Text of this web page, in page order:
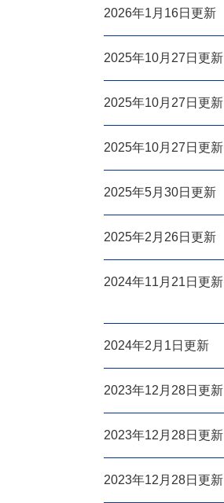
2026年1月16日更新
2025年10月27日更新
2025年10月27日更新
2025年10月27日更新
2025年5月30日更新
2025年2月26日更新
2024年11月21日更新
2024年2月1日更新
2023年12月28日更新
2023年12月28日更新
2023年12月28日更新